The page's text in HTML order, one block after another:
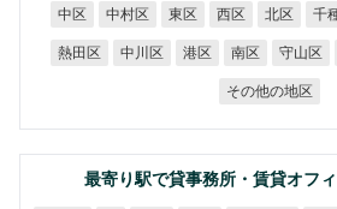
中区 中村区 東区 西区 北区 千
熱田区 中川区 港区 南区 守山区
その他の地区
最寄り駅で貸事務所・賃貸オフ